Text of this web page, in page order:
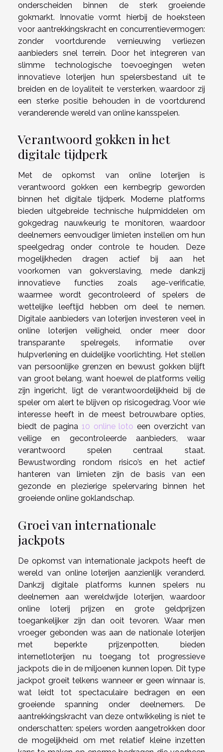
onderscheiden binnen de sterk groeiende
gokmarkt. Innovatie vormt hierbij de hoeksteen
voor aantrekkingskracht en concurrentievermogen:
zonder voortdurende vernieuwing verliezen
aanbieders snel terrein. Door het integreren van
slimme technologische toevoegingen weten
innovatieve loterijen hun spelersbestand uit te
breiden en de loyaliteit te versterken, waardoor zij
een sterke positie behouden in de voortdurend
veranderende wereld van online kansspelen.
Verantwoord gokken in het
digitale tijdperk
Met de opkomst van online loterijen is
verantwoord gokken een kernbegrip geworden
binnen het digitale tijdperk. Moderne platforms
bieden uitgebreide technische hulpmiddelen om
gokgedrag nauwkeurig te monitoren, waardoor
deelnemers eenvoudiger limieten instellen om hun
speelgedrag onder controle te houden. Deze
mogelijkheden dragen actief bij aan het
voorkomen van gokverslaving, mede dankzij
innovatieve functies zoals age-verificatie,
waarmee wordt gecontroleerd of spelers de
wettelijke leeftijd hebben om deel te nemen.
Digitale aanbieders van loterijen investeren veel in
online loterijen veiligheid, onder meer door
transparante spelregels, informatie over
hulpverlening en duidelijke voorlichting. Het stellen
van persoonlijke grenzen en bewust gokken blijft
van groot belang, want hoewel de platforms veilig
zijn ingericht, ligt de verantwoordelijkheid bij de
speler om alert te blijven op risicogedrag. Voor wie
interesse heeft in de meest betrouwbare opties,
biedt de pagina 10 online loto een overzicht van
veilige en gecontroleerde aanbieders, waar
verantwoord spelen centraal staat.
Bewustwording rondom risico’s en het actief
hanteren van limieten zijn de basis van een
gezonde en plezierige spelervaring binnen het
groeiende online goklandschap.
Groei van internationale
jackpots
De opkomst van internationale jackpots heeft de
wereld van online loterijen aanzienlijk veranderd.
Dankzij digitale platforms kunnen spelers nu
deelnemen aan wereldwijde loterijen, waardoor
online loterij prijzen en grote geldprijzen
toegankelijker zijn dan ooit tevoren. Waar men
vroeger gebonden was aan de nationale loterijen
met beperkte prijzenpotten, bieden
internetloterijen nu toegang tot progressieve
jackpots die in de miljoenen kunnen lopen. Dit type
jackpot groeit telkens wanneer er geen winnaar is,
wat leidt tot spectaculaire bedragen en een
groeiende spanning onder deelnemers. De
aantrekkingskracht van deze ontwikkeling is niet te
onderschatten: spelers worden aangetrokken door
de mogelijkheid om met relatief kleine inzetten